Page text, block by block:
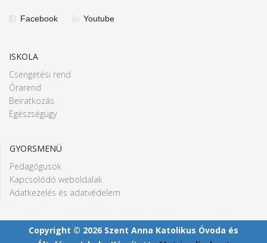
Facebook Youtube
ISKOLA
Csengetési rend
Órarend
Beiratkozás
Egészségügy
GYORSMENÜ
Pedagógusok
Kapcsolódó weboldalak
Adatkezelés és adatvédelem
Copyright © 2026 Szent Anna Katolikus Óvoda és